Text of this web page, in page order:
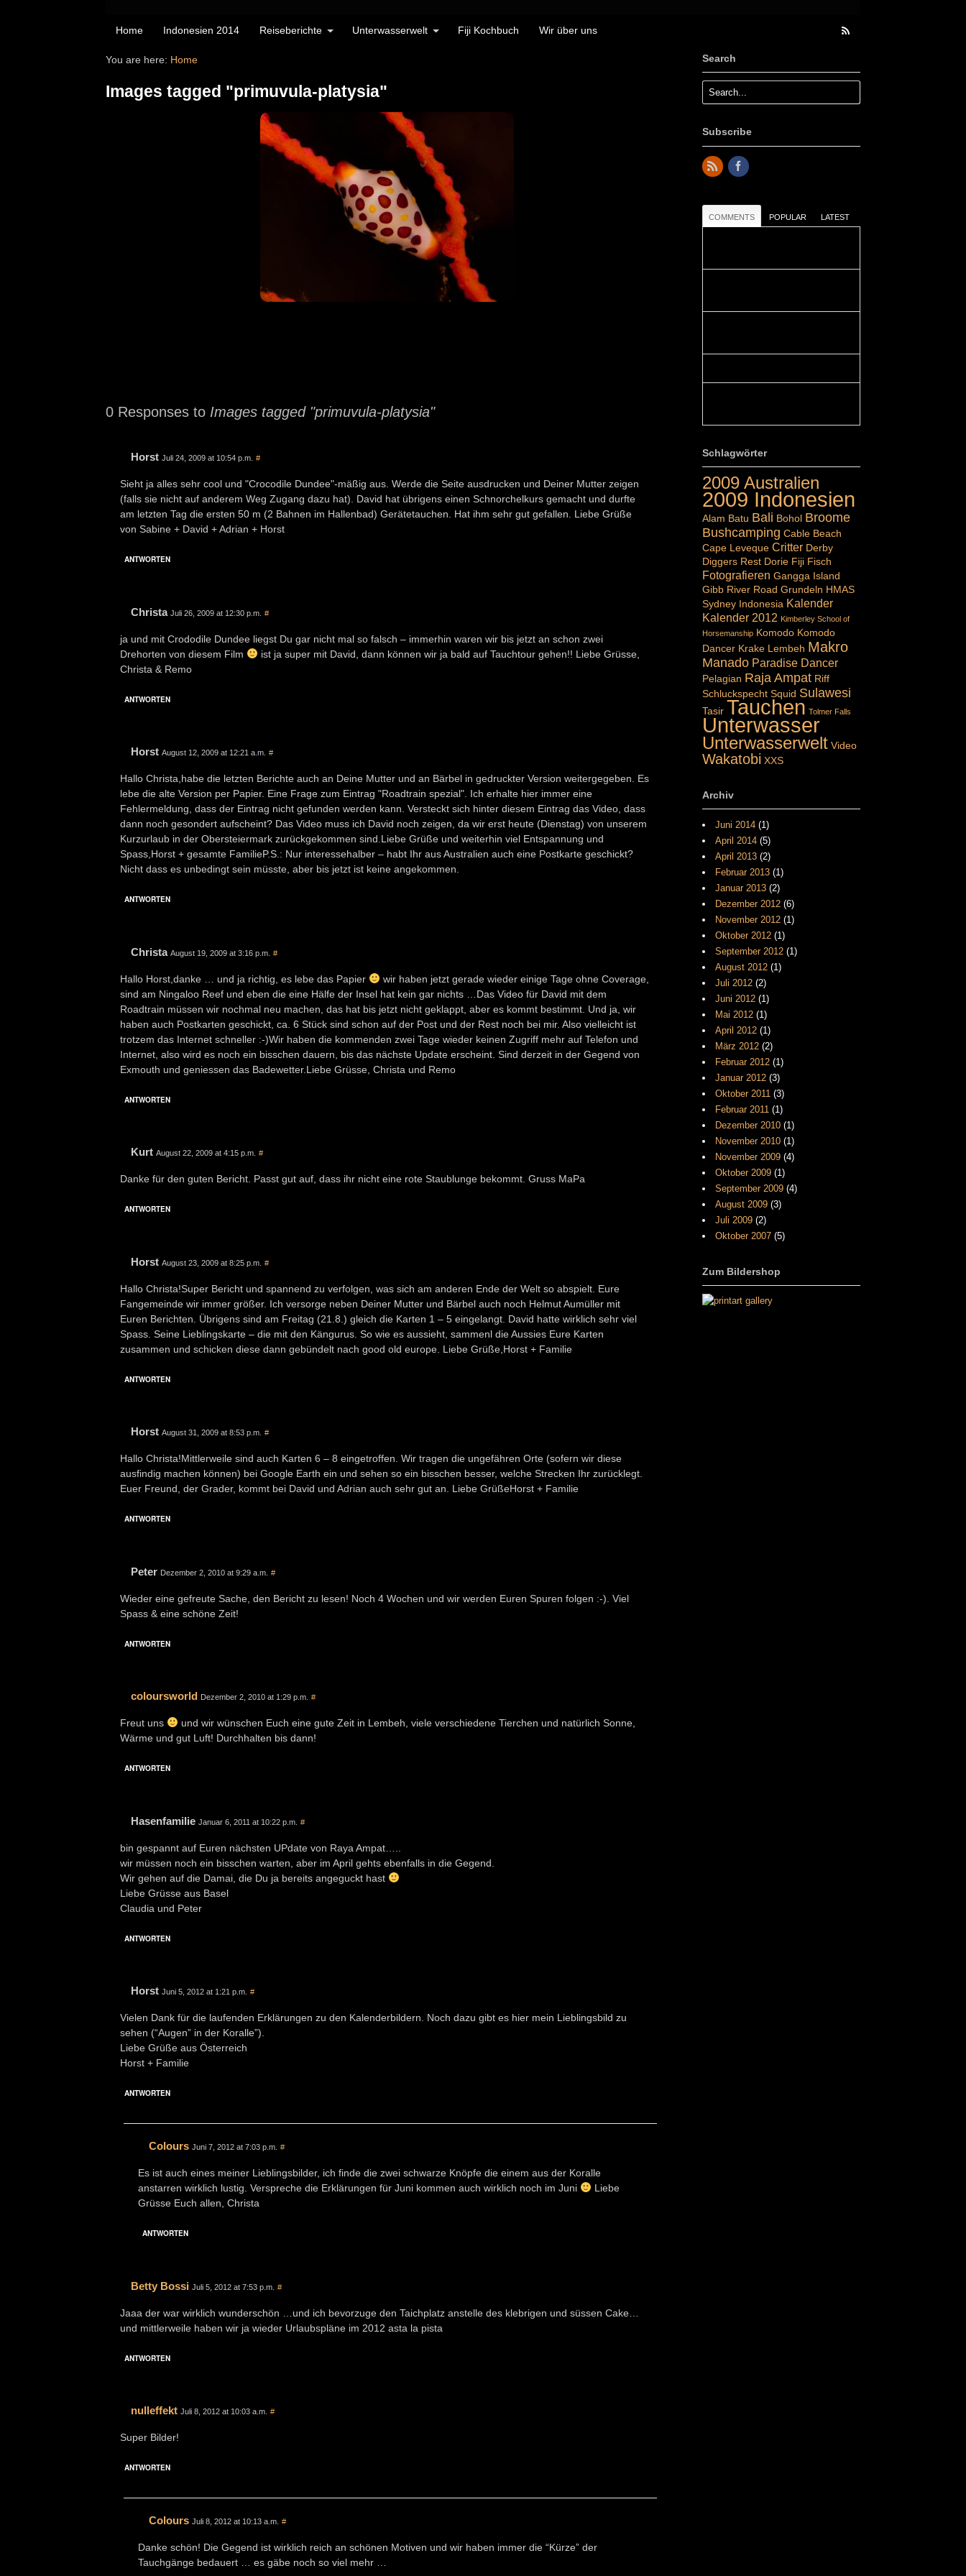
Home Indonesien 2014 Reiseberichte Unterwasserwelt Fiji Kochbuch Wir über uns
You are here: Home
Images tagged "primuvula-platysia"
0 Responses to Images tagged "primuvula-platysia"
Horst Juli 24, 2009 at 10:54 p.m. #
Sieht ja alles sehr cool und "Crocodile Dundee"-mäßig aus. Werde die Seite ausdrucken und Deiner Mutter zeigen
(falls sie nicht auf anderem Weg Zugang dazu hat). David hat übrigens einen Schnorchelkurs gemacht und durfte
am letzten Tag die ersten 50 m (2 Bahnen im Hallenbad) Gerätetauchen. Hat ihm sehr gut gefallen. Liebe Grüße
von Sabine + David + Adrian + Horst
ANTWORTEN
Christa Juli 26, 2009 at 12:30 p.m. #
ja und mit Crododile Dundee liegst Du gar nicht mal so falsch – immerhin waren wir bis jetzt an schon zwei
Drehorten von diesem Film
ist ja super mit David, dann können wir ja bald auf Tauchtour gehen!! Liebe Grüsse,
Christa & Remo
ANTWORTEN
Horst August 12, 2009 at 12:21 a.m. #
Hallo Christa,habe die letzten Berichte auch an Deine Mutter und an Bärbel in gedruckter Version weitergegeben. Es
lebe die alte Version per Papier. Eine Frage zum Eintrag "Roadtrain spezial". Ich erhalte hier immer eine
Fehlermeldung, dass der Eintrag nicht gefunden werden kann. Versteckt sich hinter diesem Eintrag das Video, dass
dann noch gesondert aufscheint? Das Video muss ich David noch zeigen, da wir erst heute (Dienstag) von unserem
Kurzurlaub in der Obersteiermark zurückgekommen sind.Liebe Grüße und weiterhin viel Entspannung und
Spass,Horst + gesamte FamilieP.S.: Nur interessehalber – habt Ihr aus Australien auch eine Postkarte geschickt?
Nicht dass es unbedingt sein müsste, aber bis jetzt ist keine angekommen.
ANTWORTEN
Christa August 19, 2009 at 3:16 p.m. #
Hallo Horst,danke … und ja richtig, es lebe das Papier
wir haben jetzt gerade wieder einige Tage ohne Coverage,
sind am Ningaloo Reef und eben die eine Hälfe der Insel hat kein gar nichts …Das Video für David mit dem
Roadtrain müssen wir nochmal neu machen, das hat bis jetzt nicht geklappt, aber es kommt bestimmt. Und ja, wir
haben auch Postkarten geschickt, ca. 6 Stück sind schon auf der Post und der Rest noch bei mir. Also vielleicht ist
trotzem das Internet schneller :-)Wir haben die kommenden zwei Tage wieder keinen Zugriff mehr auf Telefon und
Internet, also wird es noch ein bisschen dauern, bis das nächste Update erscheint. Sind derzeit in der Gegend von
Exmouth und geniessen das Badewetter.Liebe Grüsse, Christa und Remo
ANTWORTEN
Kurt August 22, 2009 at 4:15 p.m. #
Danke für den guten Bericht. Passt gut auf, dass ihr nicht eine rote Staublunge bekommt. Gruss MaPa
ANTWORTEN
Horst August 23, 2009 at 8:25 p.m. #
Hallo Christa!Super Bericht und spannend zu verfolgen, was sich am anderen Ende der Welt so abspielt. Eure
Fangemeinde wir immer größer. Ich versorge neben Deiner Mutter und Bärbel auch noch Helmut Aumüller mit
Euren Berichten. Übrigens sind am Freitag (21.8.) gleich die Karten 1 – 5 eingelangt. David hatte wirklich sehr viel
Spass. Seine Lieblingskarte – die mit den Kängurus. So wie es aussieht, sammenl die Aussies Eure Karten
zusammen und schicken diese dann gebündelt nach good old europe. Liebe Grüße,Horst + Familie
ANTWORTEN
Horst August 31, 2009 at 8:53 p.m. #
Hallo Christa!Mittlerweile sind auch Karten 6 – 8 eingetroffen. Wir tragen die ungefähren Orte (sofern wir diese
ausfindig machen können) bei Google Earth ein und sehen so ein bisschen besser, welche Strecken Ihr zurücklegt.
Euer Freund, der Grader, kommt bei David und Adrian auch sehr gut an. Liebe GrüßeHorst + Familie
ANTWORTEN
Peter Dezember 2, 2010 at 9:29 a.m. #
Wieder eine gefreute Sache, den Bericht zu lesen! Noch 4 Wochen und wir werden Euren Spuren folgen :-). Viel
Spass & eine schöne Zeit!
ANTWORTEN
coloursworld Dezember 2, 2010 at 1:29 p.m. #
Freut uns
und wir wünschen Euch eine gute Zeit in Lembeh, viele verschiedene Tierchen und natürlich Sonne,
Wärme und gut Luft! Durchhalten bis dann!
ANTWORTEN
Hasenfamilie Januar 6, 2011 at 10:22 p.m. #
bin gespannt auf Euren nächsten UPdate von Raya Ampat…..
wir müssen noch ein bisschen warten, aber im April gehts ebenfalls in die Gegend.
Wir gehen auf die Damai, die Du ja bereits angeguckt hast
Liebe Grüsse aus Basel
Claudia und Peter
ANTWORTEN
Horst Juni 5, 2012 at 1:21 p.m. #
Vielen Dank für die laufenden Erklärungen zu den Kalenderbildern. Noch dazu gibt es hier mein Lieblingsbild zu
sehen (“Augen” in der Koralle”).
Liebe Grüße aus Österreich
Horst + Familie
ANTWORTEN
Colours Juni 7, 2012 at 7:03 p.m. #
Es ist auch eines meiner Lieblingsbilder, ich finde die zwei schwarze Knöpfe die einem aus der Koralle
anstarren wirklich lustig. Verspreche die Erklärungen für Juni kommen auch wirklich noch im Juni
Liebe
Grüsse Euch allen, Christa
ANTWORTEN
Betty Bossi Juli 5, 2012 at 7:53 p.m. #
Jaaa der war wirklich wunderschön …und ich bevorzuge den Taichplatz anstelle des klebrigen und süssen Cake…
und mittlerweile haben wir ja wieder Urlaubspläne im 2012 asta la pista
ANTWORTEN
nulleffekt Juli 8, 2012 at 10:03 a.m. #
Super Bilder!
ANTWORTEN
Colours Juli 8, 2012 at 10:13 a.m. #
Danke schön! Die Gegend ist wirklich reich an schönen Motiven und wir haben immer die “Kürze” der
Tauchgänge bedauert … es gäbe noch so viel mehr …
Search
Subscribe
COMMENTS POPULAR LATEST
Schlagwörter
2009 Australien
2009 Indonesien
Alam Batu Bali Bohol Broome
Bushcamping Cable Beach
Cape Leveque Critter Derby
Diggers Rest Dorie Fiji Fisch
Fotografieren Gangga Island
Gibb River Road Grundeln HMAS
Sydney Indonesia Kalender
Kalender 2012 Kimberley School of
Horsemanship Komodo Komodo
Dancer Krake Lembeh Makro
Manado Paradise Dancer
Pelagian Raja Ampat Riff
Schluckspecht Squid Sulawesi
Tasir Tauchen Tolmer Falls
Unterwasser
Unterwasserwelt Video
Wakatobi XXS
Archiv
Juni 2014(1)
April 2014(5)
April 2013(2)
Februar 2013(1)
Januar 2013(2)
Dezember 2012(6)
November 2012(1)
Oktober 2012(1)
September 2012(1)
August 2012(1)
Juli 2012(2)
Juni 2012(1)
Mai 2012(1)
April 2012(1)
März 2012(2)
Februar 2012(1)
Januar 2012(3)
Oktober 2011(3)
Februar 2011(1)
Dezember 2010(1)
November 2010(1)
November 2009(4)
Oktober 2009(1)
September 2009(4)
August 2009(3)
Juli 2009(2)
Oktober 2007(5)
Zum Bildershop